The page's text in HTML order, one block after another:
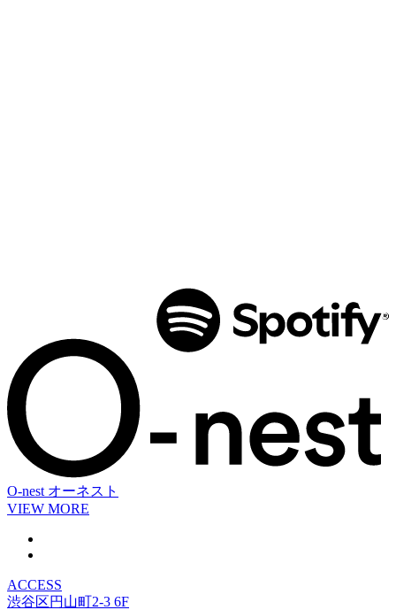
O-nest オーネスト
VIEW MORE
ACCESS
渋谷区円山町2-3 6F